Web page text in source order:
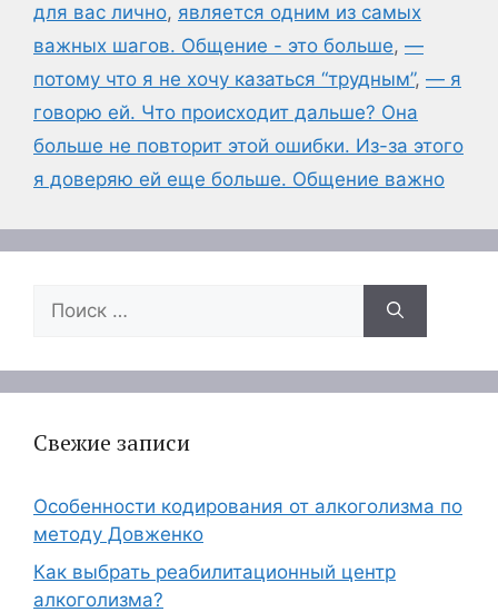
для вас лично, является одним из самых
важных шагов. Общение - это больше, —
потому что я не хочу казаться “трудным”, — я
говорю ей. Что происходит дальше? Она
больше не повторит этой ошибки. Из-за этого
я доверяю ей еще больше. Общение важно
Поиск:
Свежие записи
Особенности кодирования от алкоголизма по
методу Довженко
Как выбрать реабилитационный центр
алкоголизма?